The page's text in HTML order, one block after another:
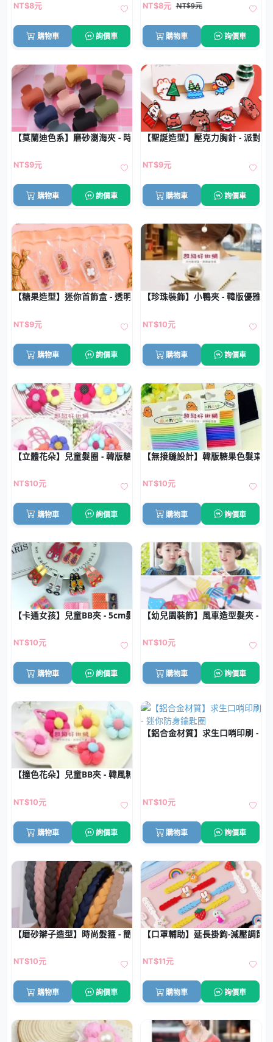
NT$8元
購物車 詢價車
NT$8元 NT$9元
購物車 詢價車
【莫蘭迪色系】磨砂瀏海夾 - 時尚百搭鯊魚夾髮飾
NT$9元
購物車 詢價車
【聖誕造型】壓克力胸針 - 派對裝
NT$9元
購物車 詢價車
【糖果造型】迷你首飾盒 - 透明防塵收納
NT$9元
購物車 詢價車
【珍珠裝飾】小鴨夾 - 韓版優雅髮
NT$10元
購物車 詢價車
【立體花朵】兒童髮圈 - 韓版糖果色髮飾
NT$10元
購物車 詢價車
【無接縫設計】韓版糖果色髮束 -
NT$10元
購物車 詢價車
【卡通女孩】兒童BB夾 - 5cm髮夾批發 (1對)
NT$10元
購物車 詢價車
【幼兒園裝飾】風車造型髮夾 -
NT$10元
購物車 詢價車
【撞色花朵】兒童BB夾 - 韓風糖果色髮飾
NT$10元
購物車 詢價車
【鋁合金材質】求生口哨印刷 -
NT$10元
購物車 詢價車
【磨砂辮子造型】時尚髮箍 - 簡約百搭少女髮飾
NT$10元
購物車 詢價車
【口罩輔助】延長掛鉤-減壓調節帶
NT$11元
購物車 詢價車